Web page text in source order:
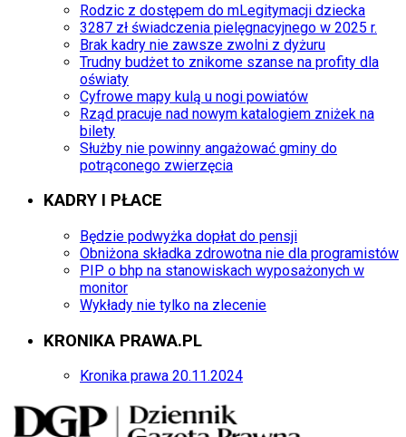
Rodzic z dostępem do mLegitymacji dziecka
3287 zł świadczenia pielęgnacyjnego w 2025 r.
Brak kadry nie zawsze zwolni z dyżuru
Trudny budżet to znikome szanse na profity dla
oświaty
Cyfrowe mapy kulą u nogi powiatów
Rząd pracuje nad nowym katalogiem zniżek na
bilety
Służby nie powinny angażować gminy do
potrąconego zwierzęcia
KADRY I PŁACE
Będzie podwyżka dopłat do pensji
Obniżona składka zdrowotna nie dla programistów
PIP o bhp na stanowiskach wyposażonych w
monitor
Wykłady nie tylko na zlecenie
KRONIKA PRAWA.PL
Kronika prawa 20.11.2024